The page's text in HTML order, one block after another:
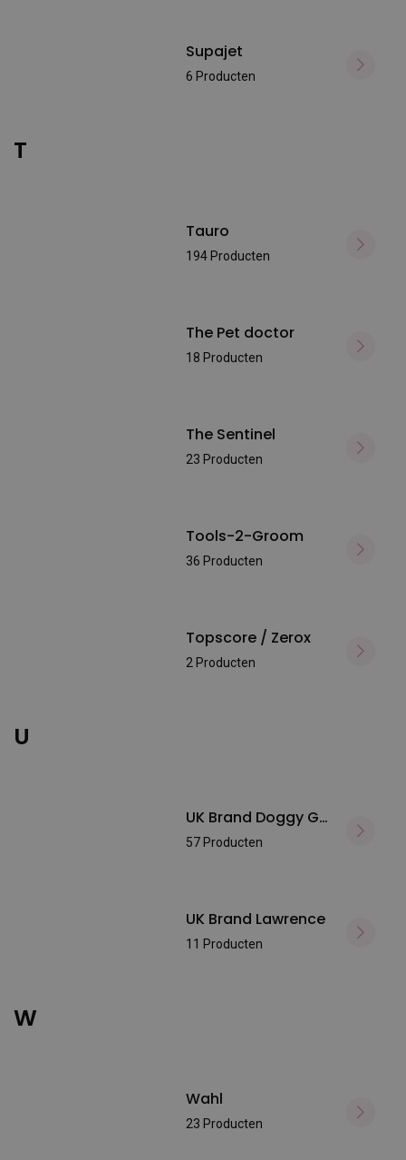
Supajet
6 Producten
T
Tauro
194 Producten
The Pet doctor
18 Producten
The Sentinel
23 Producten
Tools-2-Groom
36 Producten
Topscore / Zerox
2 Producten
U
UK Brand Doggy Groom
57 Producten
UK Brand Lawrence
11 Producten
W
Wahl
23 Producten